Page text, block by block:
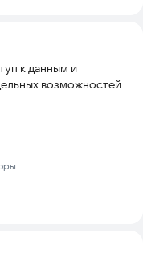
к данным и
возможностей